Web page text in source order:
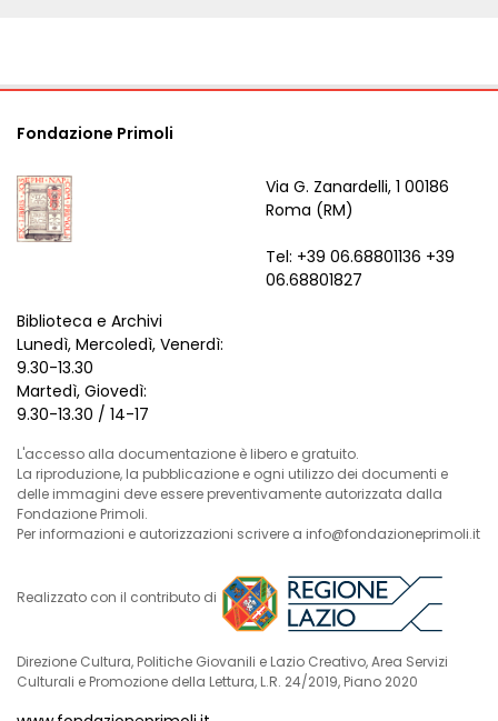
Fondazione Primoli
Via G. Zanardelli, 1 00186
Roma (RM)
Tel: +39 06.68801136 +39
06.68801827
Biblioteca e Archivi
Lunedì, Mercoledì, Venerdì:
9.30-13.30
Martedì, Giovedì:
9.30-13.30 / 14-17
L'accesso alla documentazione è libero e gratuito.
La riproduzione, la pubblicazione e ogni utilizzo dei documenti e
delle immagini deve essere preventivamente autorizzata dalla
Fondazione Primoli.
Per informazioni e autorizzazioni scrivere a info@fondazioneprimoli.it
Realizzato con il contributo di
Direzione Cultura, Politiche Giovanili e Lazio Creativo, Area Servizi
Culturali e Promozione della Lettura, L.R. 24/2019, Piano 2020